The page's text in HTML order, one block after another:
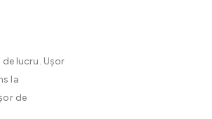
lucru. Ușor
la
de